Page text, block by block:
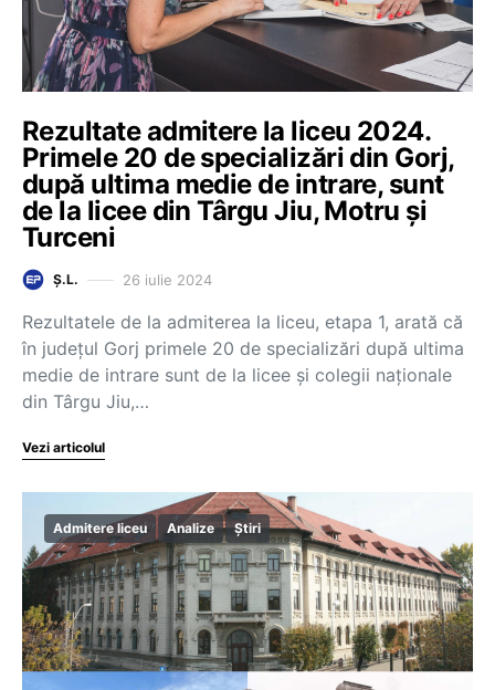
Rezultate admitere la liceu 2024.
Primele 20 de specializări din Gorj,
după ultima medie de intrare, sunt
de la licee din Târgu Jiu, Motru și
Turceni
Ș.L. 26 iulie 2024
Rezultatele de la admiterea la liceu, etapa 1, arată că
în județul Gorj primele 20 de specializări după ultima
medie de intrare sunt de la licee și colegii naționale
din Târgu Jiu,…
Vezi articolul
Admitere liceu Analize Știri